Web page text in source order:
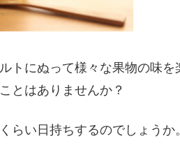
トにぬって様々な果物の味
とはありませんか？
らい日持ちするのでしょうか。